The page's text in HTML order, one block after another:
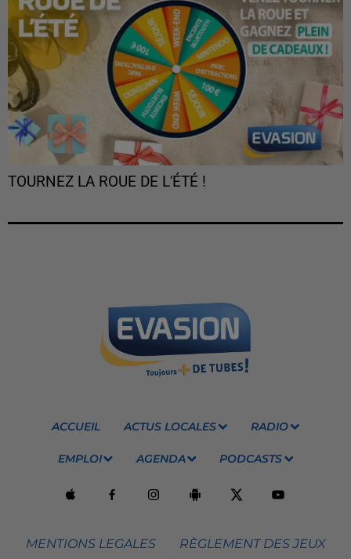
TOURNEZ LA ROUE DE L'ÉTÉ !
ACCUEIL ACTUS LOCALES RADIO
EMPLOI AGENDA PODCASTS
MENTIONS LEGALES RÈGLEMENT DES JEUX